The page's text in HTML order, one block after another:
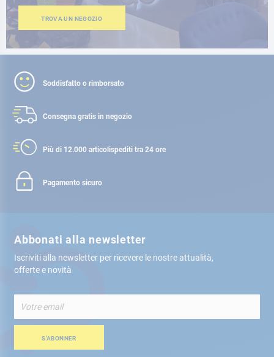
TROVA UN NEGOZIO
Soddisfatto o rimborsato
Consegna gratis in negozio
Più di 12.000 articolispediti tra 24 ore
Pagamento sicuro
Abbonati alla newsletter
Iscriviti alla newsletter per ricevere le nostre attualità,
offerte e novità
alla
nostra
Newsletter:S’ABONNER